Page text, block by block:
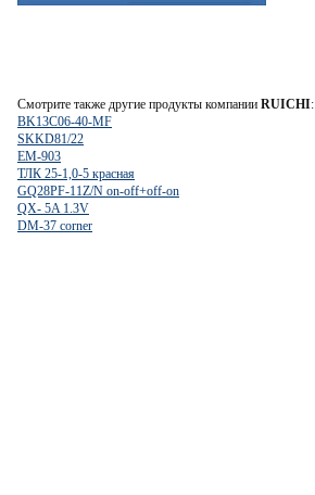
Смотрите также другие продукты компании RUICHI:
BK13C06-40-MF
SKKD81/22
EM-903
ТЛК 25-1,0-5 красная
GQ28PF-11Z/N on-off+off-on
QX- 5A 1.3V
DM-37 corner